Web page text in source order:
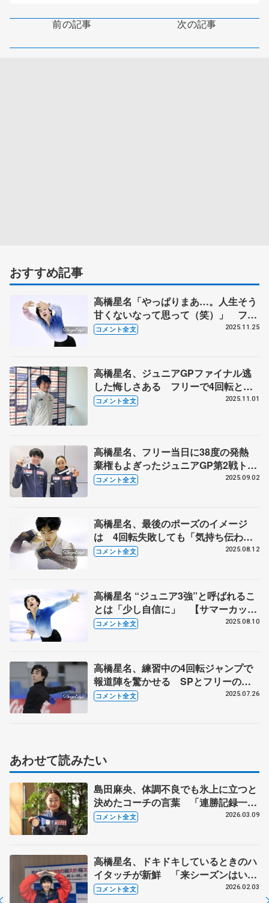
前の記事 次の記事
おすすめ記事
高橋星名「やっぱりまあ…。人生そう
甘くないなって思って（笑）」 ファ
イナルや世界ジュニアはすごく狙いす
コメント全文 2025.11.25
高橋星名、ジュニアGPファイナル逃
した悔しさある フリーで4回転とト
リプルアクセルを両立させたい 【西
コメント全文 2025.11.01
高橋星名、フリー当日に38度の発熱
棄権もよぎったジュニアGP第2戦トル
コ大会
コメント全文 2025.09.02
高橋星名、最後のポーズのイメージ
は 4回転失敗しても「気持ち伝わる
演技を」 【サマーカップ・ジュニア
コメント全文 2025.08.12
高橋星名 “ジュニア3強”と呼ばれるこ
とは「少し自信に」 【サマーカッ
プ・ジュニア男子SP後】
コメント全文 2025.08.10
高橋星名、練習中の4回転ジャンプで
報道陣を驚かせる SPとフリーの曲
名、振付師は 【全日本ジュニア合宿
コメント全文 2025.07.26
あわせて読みたい
島田麻央、体調不良でも氷上に立つと
決めたコーチの言葉 「連勝記録一度
背負わなくてよくなり、気持ち楽
コメント全文 2026.03.09
高橋星名、ドキドキしているときのハ
イタッチが新鮮 「来シーズンはいろ
いろな大会でリベンジしたい」【国民
コメント全文 2026.02.03